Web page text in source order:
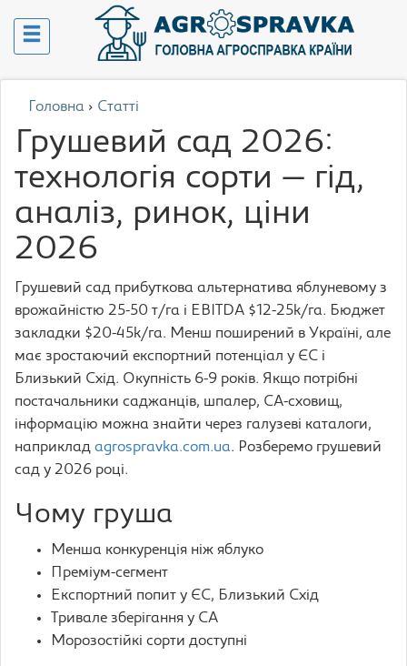
Головна › Статті
Грушевий сад 2026:
технологія сорти — гід,
аналіз, ринок, ціни
2026
Грушевий сад прибуткова альтернатива яблуневому з
врожайністю 25-50 т/га і EBITDA $12-25k/га. Бюджет
закладки $20-45k/га. Менш поширений в Україні, але
має зростаючий експортний потенціал у ЄС і
Близький Схід. Окупність 6-9 років. Якщо потрібні
постачальники саджанців, шпалер, CA-сховищ,
інформацію можна знайти через галузеві каталоги,
наприклад agrospravka.com.ua. Розберемо грушевий
сад у 2026 році.
Чому груша
Менша конкуренція ніж яблуко
Преміум-сегмент
Експортний попит у ЄС, Близький Схід
Тривале зберігання у CA
Морозостійкі сорти доступні